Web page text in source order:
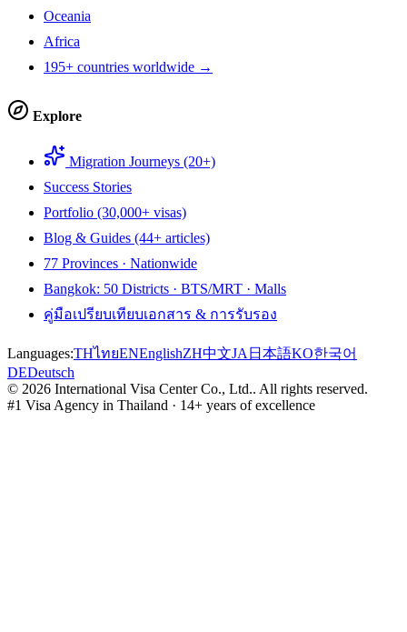
Oceania
Africa
195+ countries worldwide →
Explore
Migration Journeys (20+)
Success Stories
Portfolio (30,000+ visas)
Blog & Guides (44+ articles)
77 Provinces · Nationwide
Bangkok: 50 Districts · BTS/MRT · Malls
คู่มือเปรียบเทียบเอกสาร & การรับรอง
Languages:THไทยENEnglishZH中文JA 日本語KO한국어
DEDeutsch
© 2026 International Visa Center Co., Ltd.. All rights reserved.
#1 Visa Agency in Thailand · 14+ years of excellence